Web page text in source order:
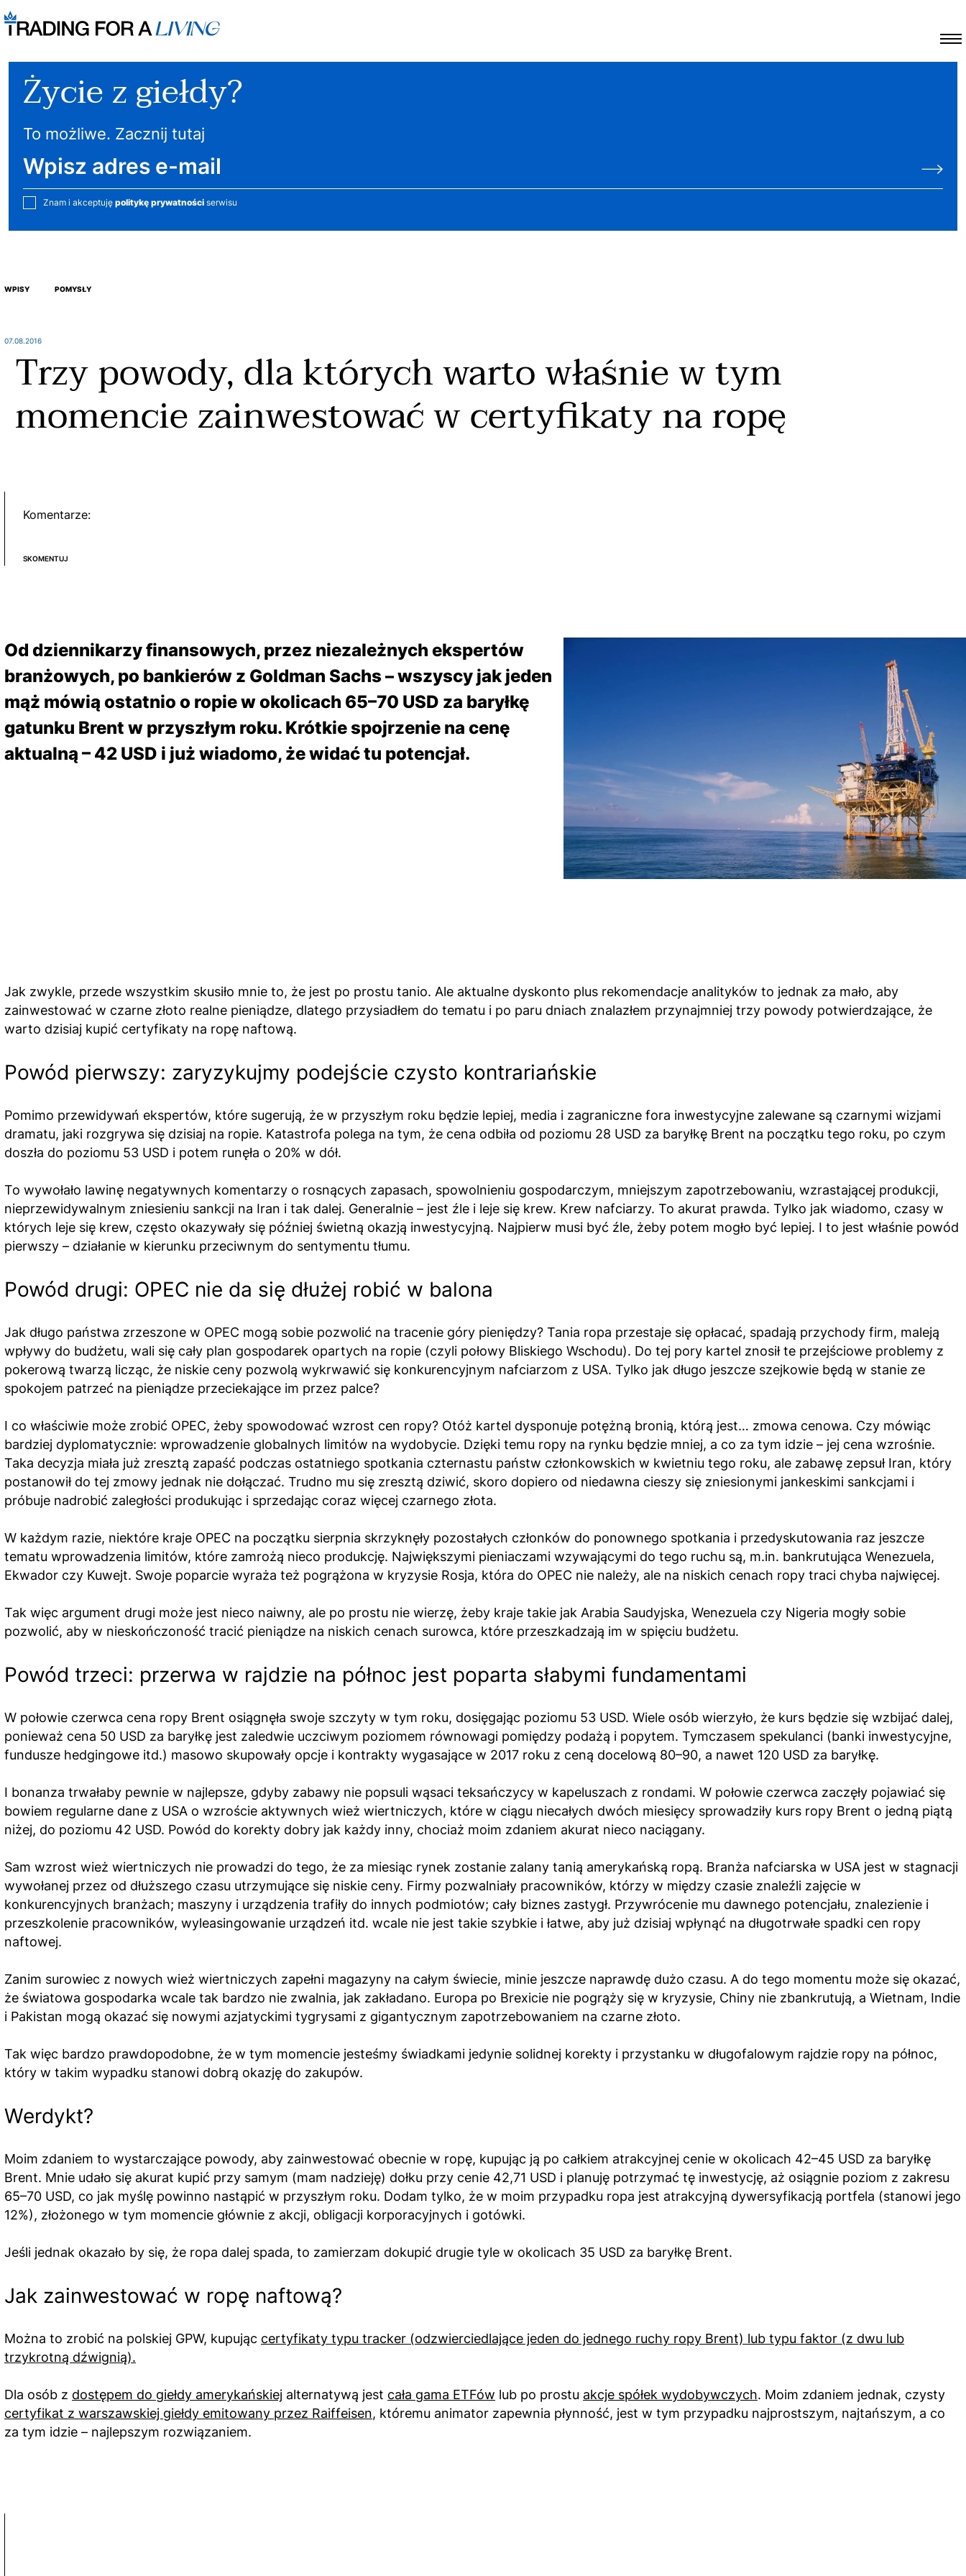
Życie z giełdy?
To możliwe. Zacznij tutaj
Znam i akceptuję politykę prywatności serwisu
WPISY POMYSŁY
07.08.2016
Trzy powody, dla których warto właśnie w tym
momencie zainwestować w certyfikaty na ropę
Komentarze:
SKOMENTUJ
Od dziennikarzy finansowych, przez niezależnych ekspertów
branżowych, po bankierów z Goldman Sachs – wszyscy jak jeden
mąż mówią ostatnio o ropie w okolicach 65–70 USD za baryłkę
gatunku Brent w przyszłym roku. Krótkie spojrzenie na cenę
aktualną – 42 USD i już wiadomo, że widać tu potencjał.
Jak zwykle, przede wszystkim skusiło mnie to, że jest po prostu tanio. Ale aktualne dyskonto plus rekomendacje analityków to jednak za mało, aby
zainwestować w czarne złoto realne pieniądze, dlatego przysiadłem do tematu i po paru dniach znalazłem przynajmniej trzy powody potwierdzające, że
warto dzisiaj kupić certyfikaty na ropę naftową.
Powód pierwszy: zaryzykujmy podejście czysto kontrariańskie
Pomimo przewidywań ekspertów, które sugerują, że w przyszłym roku będzie lepiej, media i zagraniczne fora inwestycyjne zalewane są czarnymi wizjami
dramatu, jaki rozgrywa się dzisiaj na ropie. Katastrofa polega na tym, że cena odbiła od poziomu 28 USD za baryłkę Brent na początku tego roku, po czym
doszła do poziomu 53 USD i potem runęła o 20% w dół.
To wywołało lawinę negatywnych komentarzy o rosnących zapasach, spowolnieniu gospodarczym, mniejszym zapotrzebowaniu, wzrastającej produkcji,
nieprzewidywalnym zniesieniu sankcji na Iran i tak dalej. Generalnie – jest źle i leje się krew. Krew nafciarzy. To akurat prawda. Tylko jak wiadomo, czasy w
których leje się krew, często okazywały się później świetną okazją inwestycyjną. Najpierw musi być źle, żeby potem mogło być lepiej. I to jest właśnie powód
pierwszy – działanie w kierunku przeciwnym do sentymentu tłumu.
Powód drugi: OPEC nie da się dłużej robić w balona
Jak długo państwa zrzeszone w OPEC mogą sobie pozwolić na tracenie góry pieniędzy? Tania ropa przestaje się opłacać, spadają przychody firm, maleją
wpływy do budżetu, wali się cały plan gospodarek opartych na ropie (czyli połowy Bliskiego Wschodu). Do tej pory kartel znosił te przejściowe problemy z
pokerową twarzą licząc, że niskie ceny pozwolą wykrwawić się konkurencyjnym nafciarzom z USA. Tylko jak długo jeszcze szejkowie będą w stanie ze
spokojem patrzeć na pieniądze przeciekające im przez palce?
I co właściwie może zrobić OPEC, żeby spowodować wzrost cen ropy? Otóż kartel dysponuje potężną bronią, którą jest… zmowa cenowa. Czy mówiąc
bardziej dyplomatycznie: wprowadzenie globalnych limitów na wydobycie. Dzięki temu ropy na rynku będzie mniej, a co za tym idzie – jej cena wzrośnie.
Taka decyzja miała już zresztą zapaść podczas ostatniego spotkania czternastu państw członkowskich w kwietniu tego roku, ale zabawę zepsuł Iran, który
postanowił do tej zmowy jednak nie dołączać. Trudno mu się zresztą dziwić, skoro dopiero od niedawna cieszy się zniesionymi jankeskimi sankcjami i
próbuje nadrobić zaległości produkując i sprzedając coraz więcej czarnego złota.
W każdym razie, niektóre kraje OPEC na początku sierpnia skrzyknęły pozostałych członków do ponownego spotkania i przedyskutowania raz jeszcze
tematu wprowadzenia limitów, które zamrożą nieco produkcję. Największymi pieniaczami wzywającymi do tego ruchu są, m.in. bankrutująca Wenezuela,
Ekwador czy Kuwejt. Swoje poparcie wyraża też pogrążona w kryzysie Rosja, która do OPEC nie należy, ale na niskich cenach ropy traci chyba najwięcej.
Tak więc argument drugi może jest nieco naiwny, ale po prostu nie wierzę, żeby kraje takie jak Arabia Saudyjska, Wenezuela czy Nigeria mogły sobie
pozwolić, aby w nieskończoność tracić pieniądze na niskich cenach surowca, które przeszkadzają im w spięciu budżetu.
Powód trzeci: przerwa w rajdzie na północ jest poparta słabymi fundamentami
W połowie czerwca cena ropy Brent osiągnęła swoje szczyty w tym roku, dosięgając poziomu 53 USD. Wiele osób wierzyło, że kurs będzie się wzbijać dalej,
ponieważ cena 50 USD za baryłkę jest zaledwie uczciwym poziomem równowagi pomiędzy podażą i popytem. Tymczasem spekulanci (banki inwestycyjne,
fundusze hedgingowe itd.) masowo skupowały opcje i kontrakty wygasające w 2017 roku z ceną docelową 80–90, a nawet 120 USD za baryłkę.
I bonanza trwałaby pewnie w najlepsze, gdyby zabawy nie popsuli wąsaci teksańczycy w kapeluszach z rondami. W połowie czerwca zaczęły pojawiać się
bowiem regularne dane z USA o wzroście aktywnych wież wiertniczych, które w ciągu niecałych dwóch miesięcy sprowadziły kurs ropy Brent o jedną piątą
niżej, do poziomu 42 USD. Powód do korekty dobry jak każdy inny, chociaż moim zdaniem akurat nieco naciągany.
Sam wzrost wież wiertniczych nie prowadzi do tego, że za miesiąc rynek zostanie zalany tanią amerykańską ropą. Branża nafciarska w USA jest w stagnacji
wywołanej przez od dłuższego czasu utrzymujące się niskie ceny. Firmy pozwalniały pracowników, którzy w między czasie znaleźli zajęcie w
konkurencyjnych branżach; maszyny i urządzenia trafiły do innych podmiotów; cały biznes zastygł. Przywrócenie mu dawnego potencjału, znalezienie i
przeszkolenie pracowników, wyleasingowanie urządzeń itd. wcale nie jest takie szybkie i łatwe, aby już dzisiaj wpłynąć na długotrwałe spadki cen ropy
naftowej.
Zanim surowiec z nowych wież wiertniczych zapełni magazyny na całym świecie, minie jeszcze naprawdę dużo czasu. A do tego momentu może się okazać,
że światowa gospodarka wcale tak bardzo nie zwalnia, jak zakładano. Europa po Brexicie nie pogrąży się w kryzysie, Chiny nie zbankrutują, a Wietnam, Indie
i Pakistan mogą okazać się nowymi azjatyckimi tygrysami z gigantycznym zapotrzebowaniem na czarne złoto.
Tak więc bardzo prawdopodobne, że w tym momencie jesteśmy świadkami jedynie solidnej korekty i przystanku w długofalowym rajdzie ropy na północ,
który w takim wypadku stanowi dobrą okazję do zakupów.
Werdykt?
Moim zdaniem to wystarczające powody, aby zainwestować obecnie w ropę, kupując ją po całkiem atrakcyjnej cenie w okolicach 42–45 USD za baryłkę
Brent. Mnie udało się akurat kupić przy samym (mam nadzieję) dołku przy cenie 42,71 USD i planuję potrzymać tę inwestycję, aż osiągnie poziom z zakresu
65–70 USD, co jak myślę powinno nastąpić w przyszłym roku. Dodam tylko, że w moim przypadku ropa jest atrakcyjną dywersyfikacją portfela (stanowi jego
12%), złożonego w tym momencie głównie z akcji, obligacji korporacyjnych i gotówki.
Jeśli jednak okazało by się, że ropa dalej spada, to zamierzam dokupić drugie tyle w okolicach 35 USD za baryłkę Brent.
Jak zainwestować w ropę naftową?
Można to zrobić na polskiej GPW, kupując certyfikaty typu tracker (odzwierciedlające jeden do jednego ruchy ropy Brent) lub typu faktor (z dwu lub
trzykrotną dźwignią).
Dla osób z dostępem do giełdy amerykańskiej alternatywą jest cała gama ETFów lub po prostu akcje spółek wydobywczych. Moim zdaniem jednak, czysty
certyfikat z warszawskiej giełdy emitowany przez Raiffeisen, któremu animator zapewnia płynność, jest w tym przypadku najprostszym, najtańszym, a co
za tym idzie – najlepszym rozwiązaniem.